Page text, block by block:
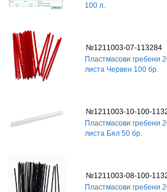
100 л.
№1211003-07-113284
Пластмасови гребени
листа Червен 100 бр.
№1211003-10-100-
Пластмасови гребени
листа Бял 50 бр.
№1211003-08-100-
Пластмасови гребени